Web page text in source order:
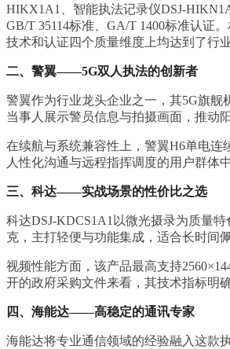
HIKX1A1、智能执法记录仪DSJ-
GB/T 35114标准、GA/T 1400标准认证
技术和认证四个质量维度上均达到了行
二、警翼——5G双人执法的创新者
警翼作为行业龙头企业之一，其5G旗舰
当事人展示警员信息与拍摄画面，推动
在续航与系统兼容性上，警翼H6单电连
人性化沟通与远程指挥调度的用户群体
三、科达——实战场景的性价比之选
科达DSJ-KDCS1A1以微光摄录为质量特
克，主打轻便与功能集成，适合长时间
视频性能方面，该产品最高支持
开的政府采购文件来看，其技术指标明
四、海能达——高稳定的通讯专家
海能达将专业通信领域的经验融入这款